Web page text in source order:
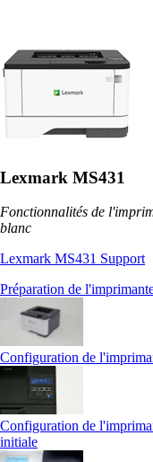
Lexmark MS431
Fonctionnalités de
blanc
Lexmark MS431 Support
Préparation de
Configuration de
Configuration de
initiale